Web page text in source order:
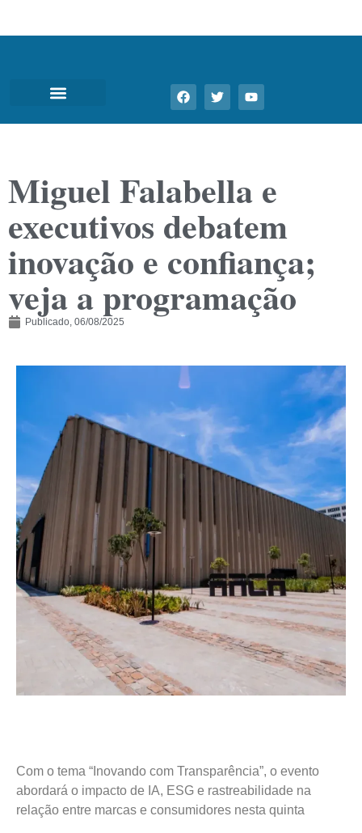
Miguel Falabella e
executivos debatem
inovação e confiança;
veja a programação
Publicado, 06/08/2025
Com o tema “Inovando com Transparência”, o evento
abordará o impacto de IA, ESG e rastreabilidade na
relação entre marcas e consumidores nesta quinta